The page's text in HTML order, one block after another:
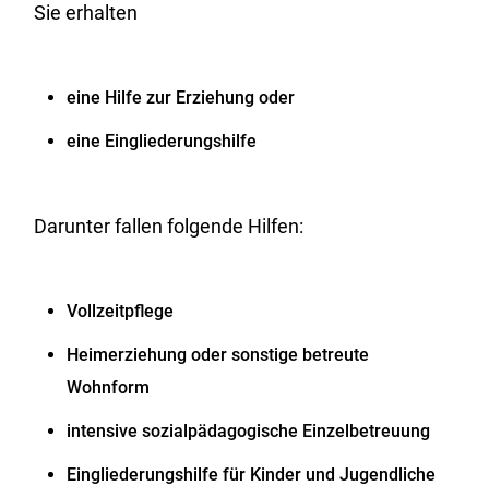
Sie erhalten
eine Hilfe zur Erziehung oder
eine Eingliederungshilfe
Darunter fallen folgende Hilfen:
Vollzeitpflege
Heimerziehung oder sonstige betreute
Wohnform
intensive sozialpädagogische Einzelbetreuung
Eingliederungshilfe für Kinder und Jugendliche